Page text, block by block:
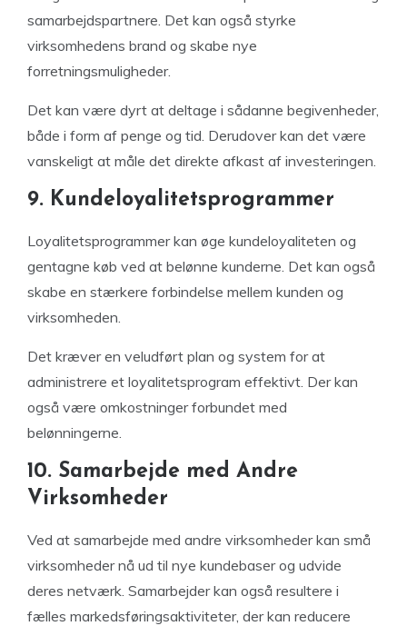
samarbejdspartnere. Det kan også styrke
virksomhedens brand og skabe nye
forretningsmuligheder.
Det kan være dyrt at deltage i sådanne begivenheder,
både i form af penge og tid. Derudover kan det være
vanskeligt at måle det direkte afkast af investeringen.
9. Kundeloyalitetsprogrammer
Loyalitetsprogrammer kan øge kundeloyaliteten og
gentagne køb ved at belønne kunderne. Det kan også
skabe en stærkere forbindelse mellem kunden og
virksomheden.
Det kræver en veludført plan og system for at
administrere et loyalitetsprogram effektivt. Der kan
også være omkostninger forbundet med
belønningerne.
10. Samarbejde med Andre
Virksomheder
Ved at samarbejde med andre virksomheder kan små
virksomheder nå ud til nye kundebaser og udvide
deres netværk. Samarbejder kan også resultere i
fælles markedsføringsaktiviteter, der kan reducere